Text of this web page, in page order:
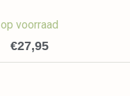
op voorraad
€27,95